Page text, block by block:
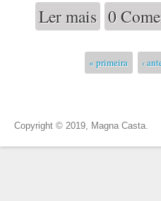
Ler mais acerca de
0
« primeira ‹
Copyright © 2019, Magna Casta.